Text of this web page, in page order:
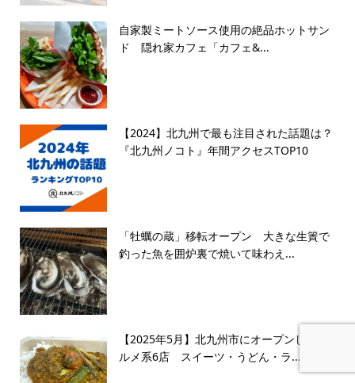
自家製ミートソース使用の絶品ホットサン
ド 隠れ家カフェ「カフェ&...
【2024】北九州で最も注目された話題は？
『北九州ノコト』年間アクセスTOP10
「牡蠣の蔵」移転オープン 大きな生簀で
釣った魚を囲炉裏で焼いて味わえ...
【2025年5月】北九州市にオープンしたグ
ルメ系6店 スイーツ・うどん・ラ...